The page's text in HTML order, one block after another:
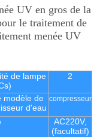
UV en gros de la
le traitement de
menée UV
de lampe
2
modèle de
d'eau
compresseur
AC220V,
(facultatif)